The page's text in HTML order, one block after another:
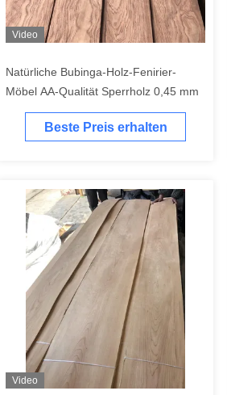
Video
Natürliche Bubinga-Holz-Fenirier-
Möbel AA-Qualität Sperrholz 0,45 mm
Beste Preis erhalten
Video